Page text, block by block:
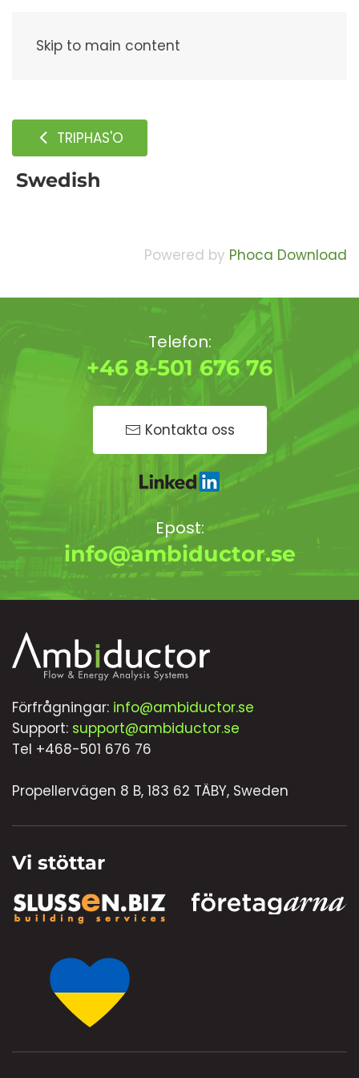
Skip to main content
TRIPHAS'O
Swedish
Powered by Phoca Download
Telefon:
+46 8-501 676 76
Kontakta oss
Epost:
info@ambiductor.se
Förfrågningar: info@ambiductor.se
Support: support@ambiductor.se
Tel +468-501 676 76
Propellervägen 8 B, 183 62 TÄBY, Sweden
Vi stöttar